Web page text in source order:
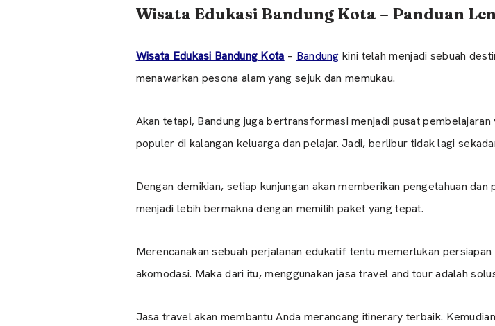
Wisata Edukasi Bandung Kota – Panduan
Wisata Edukasi Bandung Kota – Bandung kini telah menjadi sebuah
menawarkan pesona alam yang sejuk dan memukau.
Akan tetapi, Bandung juga bertransformasi menjadi pusat
populer di kalangan keluarga dan pelajar. Jadi, berlibur tidak lagi
Dengan demikian, setiap kunjungan akan memberikan pengetahuan
menjadi lebih bermakna dengan memilih paket yang tepat.
Merencanakan sebuah perjalanan edukatif tentu memerlukan
akomodasi. Maka dari itu, menggunakan jasa travel and tour adalah
Jasa travel akan membantu Anda merancang itinerary terbaik.